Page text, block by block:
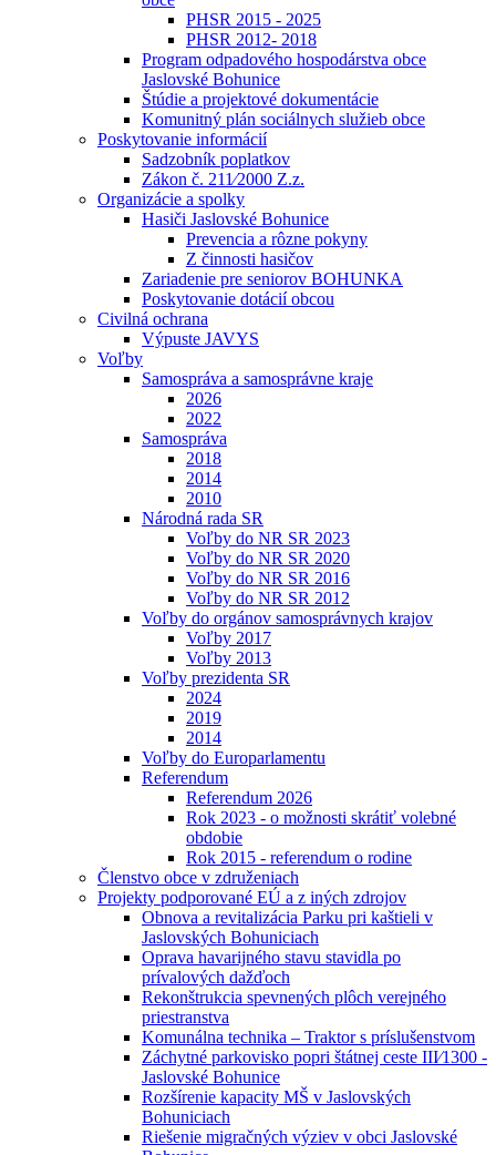
PHSR 2015 - 2025
PHSR 2012- 2018
Program odpadového hospodárstva obce
Jaslovské Bohunice
Štúdie a projektové dokumentácie
Komunitný plán sociálnych služieb obce
Poskytovanie informácií
Sadzobník poplatkov
Zákon č. 211⁄2000 Z.z.
Organizácie a spolky
Hasiči Jaslovské Bohunice
Prevencia a rôzne pokyny
Z činnosti hasičov
Zariadenie pre seniorov BOHUNKA
Poskytovanie dotácií obcou
Civilná ochrana
Výpuste JAVYS
Voľby
Samospráva a samosprávne kraje
2026
2022
Samospráva
2018
2014
2010
Národná rada SR
Voľby do NR SR 2023
Voľby do NR SR 2020
Voľby do NR SR 2016
Voľby do NR SR 2012
Voľby do orgánov samosprávnych krajov
Voľby 2017
Voľby 2013
Voľby prezidenta SR
2024
2019
2014
Voľby do Europarlamentu
Referendum
Referendum 2026
Rok 2023 - o možnosti skrátiť volebné
obdobie
Rok 2015 - referendum o rodine
Členstvo obce v združeniach
Projekty podporované EÚ a z iných zdrojov
Obnova a revitalizácia Parku pri kaštieli v
Jaslovských Bohuniciach
Oprava havarijného stavu stavidla po
prívalových dažďoch
Rekonštrukcia spevnených plôch verejného
priestranstva
Komunálna technika – Traktor s príslušenstvom
Záchytné parkovisko popri štátnej ceste III⁄1300 -
Jaslovské Bohunice
Rozšírenie kapacity MŠ v Jaslovských
Bohuniciach
Riešenie migračných výziev v obci Jaslovské